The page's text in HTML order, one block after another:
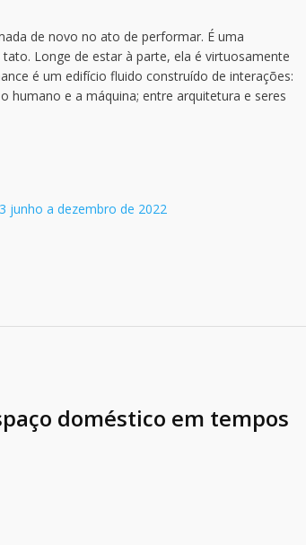
de novo no ato de performar. É uma
Longe de estar à parte, ela é virtuosamente
é um edifício fluido construído de interações:
humano e a máquina; entre arquitetura e seres
junho a dezembro de 2022
doméstico em tempos